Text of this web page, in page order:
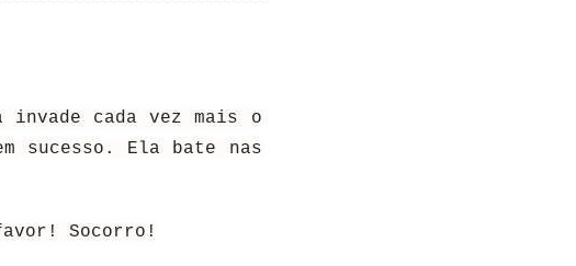
invade cada vez mais o
sucesso. Ela bate nas
Socorro!